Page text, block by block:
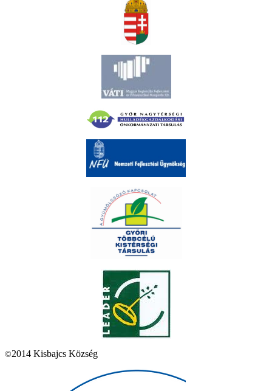
©2014 Kisbajcs Község